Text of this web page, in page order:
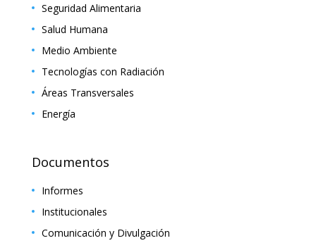
Seguridad Alimentaria
Salud Humana
Medio Ambiente
Tecnologías con Radiación
Áreas Transversales
Energía
Documentos
Informes
Institucionales
Comunicación y Divulgación